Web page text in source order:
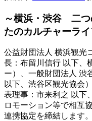
～横浜・渋谷 二つ
たのカルチャーラ
公益財団法人 横浜観光
長：布留川信行 以下、
ー）、一般財団法人 渋
以下、渋谷区観光協会
表理事：市来利之 以下
ロモーション等で相互
連携協定を締結します。